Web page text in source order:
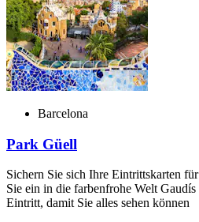
Barcelona
Park Güell
Sichern Sie sich Ihre Eintrittskarten
Sie ein in die farbenfrohe Welt
Eintritt, damit Sie alles sehen können